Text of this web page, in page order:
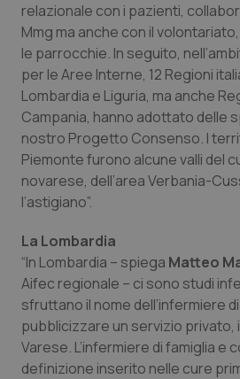
relazionale con i pazienti,
Mmg ma anche con il
le parrocchie. In seguito,
per le Aree Interne, 12 Regioni
Lombardia e Liguria, ma anche
Campania, hanno adottato delle
nostro Progetto Consenso. I
Piemonte furono alcune valli del
novarese, dell’area Verbania-
l’astigiano”.
La Lombardia
“In Lombardia – spiega Matteo
Aifec regionale – ci sono studi
sfruttano il nome dell’infermiere
pubblicizzare un servizio privato,
Varese. L’infermiere di famiglia e
definizione inserito nelle cure
PHPSESSID